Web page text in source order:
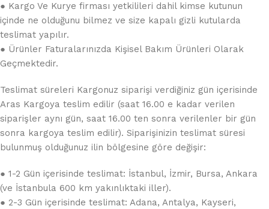
● Kargo Ve Kurye firması yetkilileri dahil kimse kutunun
içinde ne olduğunu bilmez ve size kapalı gizli kutularda
teslimat yapılır.
● Ürünler Faturalarınızda Kişisel Bakım Ürünleri Olarak
Geçmektedir.
Teslimat süreleri Kargonuz siparişi verdiğiniz gün içerisinde
Aras Kargoya teslim edilir (saat 16.00 e kadar verilen
siparişler aynı gün, saat 16.00 ten sonra verilenler bir gün
sonra kargoya teslim edilir). Siparişinizin teslimat süresi
bulunmuş olduğunuz ilin bölgesine göre değişir:
● 1-2 Gün içerisinde teslimat: İstanbul, İzmir, Bursa, Ankara
(ve İstanbula 600 km yakınlıktaki iller).
● 2-3 Gün içerisinde teslimat: Adana, Antalya, Kayseri,